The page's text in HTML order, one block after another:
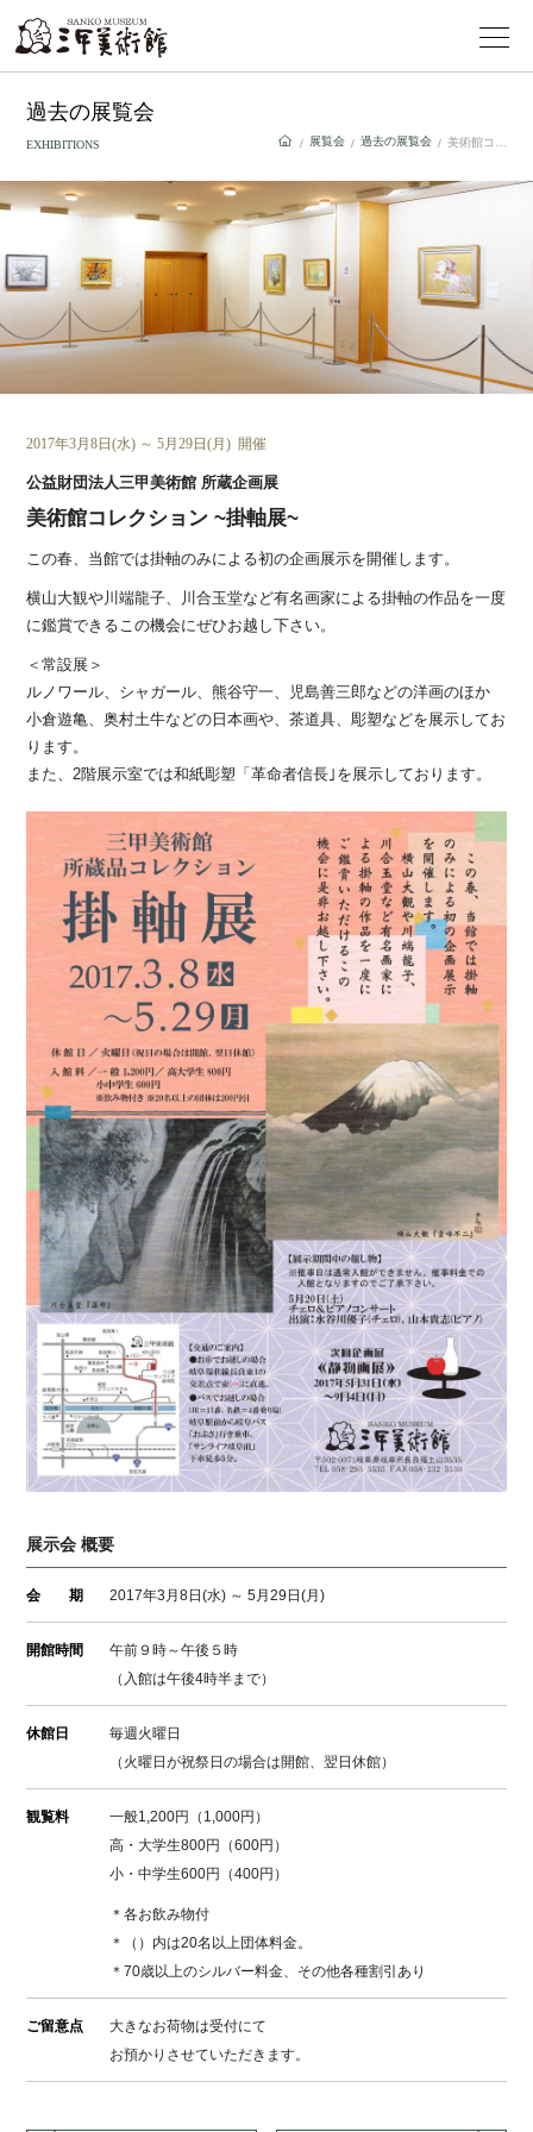
過去の展覧会
EXHIBITIONS / 展覧会/ 過去の展覧会/
2017年3月8日(水) ～ 5月29日(月) 開催
公益財団法人三甲美術館 所蔵企画展
美術館コレクション ~掛軸展~
この春、当館では掛軸のみによる初の企画展示を開催します。
横山大観や川端龍子、川合玉堂など有名画家による掛軸の作品を一度
に鑑賞できるこの機会にぜひお越し下さい。
＜常設展＞
ルノワール、シャガール、熊谷守一、児島善三郎などの洋画のほか
小倉遊亀、奥村土牛などの日本画や、茶道具、彫塑などを展示してお
ります。
また、2階展示室では和紙彫塑「革命者信長｣を展示しております。
展示会 概要
会 期 2017年3月8日(水) ～ 5月29日(月)
開館時間
午前９時～午後５時
（入館は午後4時半まで）
休館日
毎週火曜日
（火曜日が祝祭日の場合は開館、翌日休館）
観覧料
一般1,200円（1,000円）
高・大学生800円（600円）
小・中学生600円（400円）
＊各お飲み物付
＊（）内は20名以上団体料金。
＊70歳以上のシルバー料金、その他各種割引あり
ご留意点
大きなお荷物は受付にて
お預かりさせていただきます。